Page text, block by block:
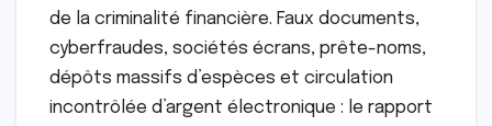
de la criminalité financière. Faux documents,
cyberfraudes, sociétés écrans, prête-noms,
dépôts massifs d’espèces et circulation
incontrôlée d’argent électronique : le rapport